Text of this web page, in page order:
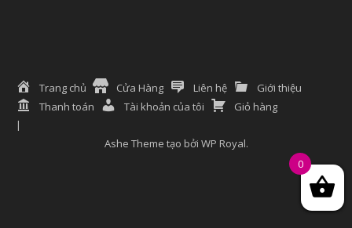
Trang chủ Cửa Hàng Liên hệ
Giới thiệu
Thanh toán
Tài khoản của tôi Giỏ hàng
Ashe Theme tạo bởi WP Royal.
0